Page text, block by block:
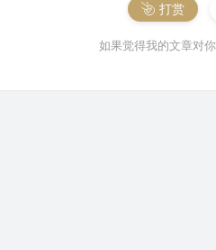
打赏
如果觉得我的文章对